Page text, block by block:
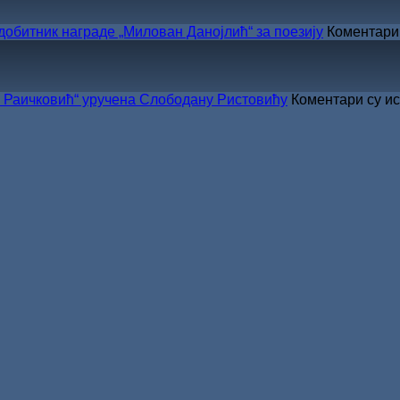
одржано
свечано
„Стеван
Раичковић”
награде „Милован Данојлић“ за поезију
уручена Слободану Ристовићу Коментари су